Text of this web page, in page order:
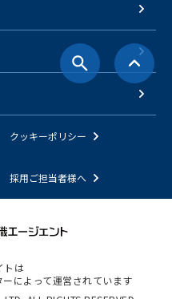
クッキーポリシー
採用ご担当者様へ
トは
によって運営されています